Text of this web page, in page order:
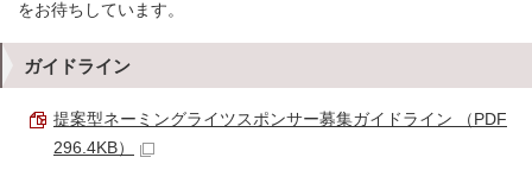
をお待ちしています。
ガイドライン
提案型ネーミングライツスポンサー募集ガイドライン （PDF
296.4KB）